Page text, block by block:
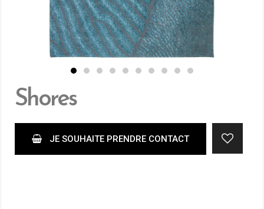
Shores
JE SOUHAITE PRENDRE CONTACT